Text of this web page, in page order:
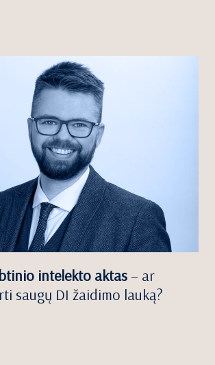
intelekto aktas – ar
saugų DI žaidimo lauką?